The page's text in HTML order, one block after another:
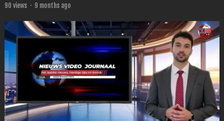
90 views · 9 months ago